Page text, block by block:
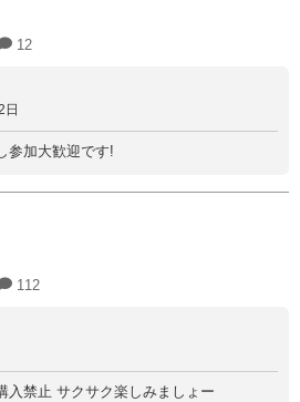
12
参加大歓迎です!
112
入禁止 サクサク楽しみましょー